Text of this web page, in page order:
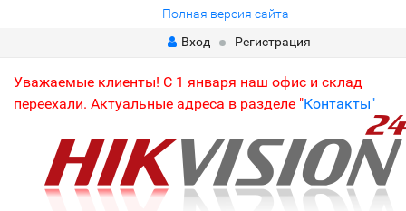
Полная версия сайта
Вход
Регистрация
Уважаемые клиенты! С 1 января наш офис и склад
переехали. Актуальные адреса в разделе "Контакты"